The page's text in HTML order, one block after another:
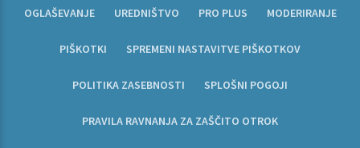
OGLAŠEVANJE UREDNIŠTVO PRO PLUS MODERIRANJE
PIŠKOTKI SPREMENI NASTAVITVE PIŠKOTKOV
POLITIKA ZASEBNOSTI SPLOŠNI POGOJI
PRAVILA RAVNANJA ZA ZAŠČITO OTROK